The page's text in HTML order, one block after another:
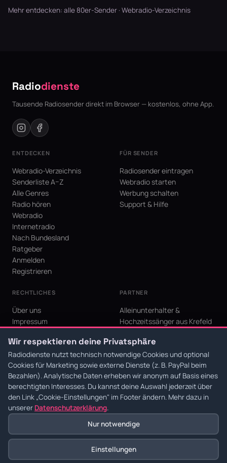
Mehr entdecken: alle 80er-Sender · Webradio-Verzeichnis
Radiodienste
Tausende Radiosender direkt im Browser — kostenlos, ohne App.
ENTDECKEN
Webradio-Verzeichnis
Senderliste A–Z
Alle Genres
Radio hören
Webradio
Internetradio
Nach Bundesland
Ratgeber
Anmelden
Registrieren
FÜR SENDER
Radiosender eintragen
Webradio starten
Werbung schalten
Support & Hilfe
RECHTLICHES
Über uns
Impressum
AGB
Cookie-Einstellungen
PARTNER
Alleinunterhalter &
Hochzeitssänger aus Krefeld
Krefeld für den Niederrhein
© 2026 Radiodienste. Alle Rechte vorbehalten.·Datenschutz·AGB·
Impressum
Wir respektieren deine Privatsphäre
Radiodienste nutzt technisch notwendige Cookies und optional
Cookies für Marketing sowie externe Dienste (z. B. PayPal beim
Bezahlen). Analytische Daten erheben wir anonym auf Basis eines
berechtigten Interesses. Du kannst deine Auswahl jederzeit über
den Link „Cookie-Einstellungen" im Footer ändern. Mehr dazu in
unserer Datenschutzerklärung.
Nur notwendige
Einstellungen